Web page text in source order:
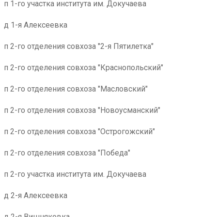
п 1-го участка института им. Докучаева
д 1-я Алексеевка
п 2-го отделения совхоза "2-я Пятилетка"
п 2-го отделения совхоза "Краснопольский"
п 2-го отделения совхоза "Масловский"
п 2-го отделения совхоза "Новоусманский"
п 2-го отделения совхоза "Острогожский"
п 2-го отделения совхоза "Победа"
п 2-го участка института им. Докучаева
д 2-я Алексеевка